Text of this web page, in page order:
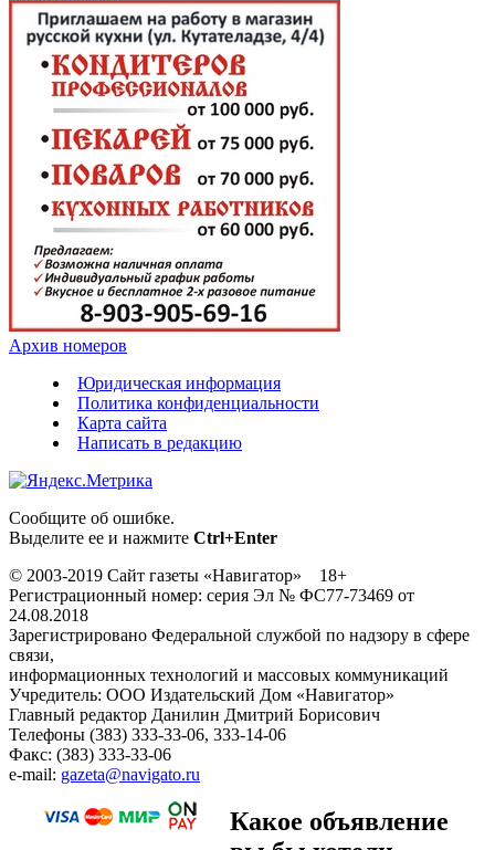
Архив номеров
Юридическая информация
Политика конфиденциальности
Карта сайта
Написать в редакцию
Сообщите об ошибке.
Выделите ее и нажмите Ctrl+Enter
© 2003-2019 Сайт газеты «Навигатор» 18+
Регистрационный номер: серия Эл № ФС77-73469 от
24.08.2018
Зарегистрировано Федеральной службой по надзору в сфере
связи,
информационных технологий и массовых коммуникаций
Учредитель: ООО Издательский Дом «Навигатор»
Главный редактор Данилин Дмитрий Борисович
Телефоны (383) 333-33-06, 333-14-06
Факс: (383) 333-33-06
e-mail: gazeta@navigato.ru
Какое объявление